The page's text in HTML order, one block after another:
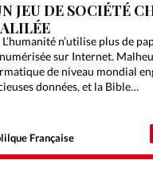
JEU DE SOCIÉTÉ
n’utilise plus de
sur Internet.
de niveau mondial
données, et la Bible…
Française